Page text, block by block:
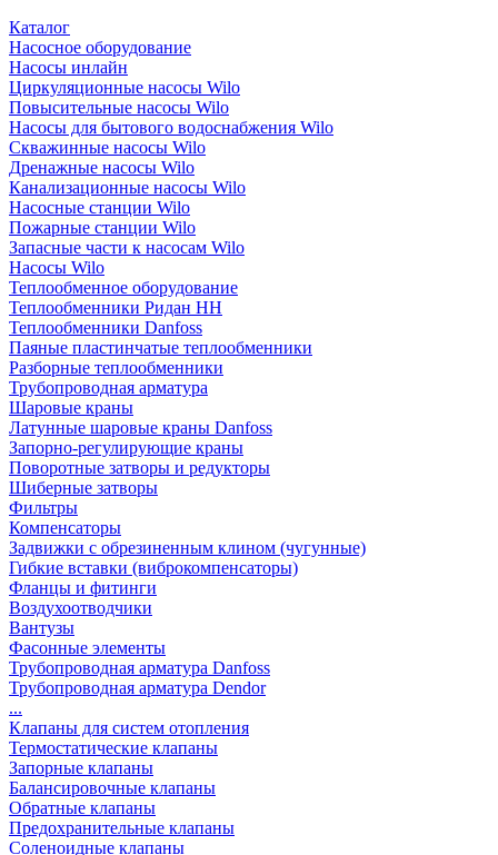
Каталог
Насосное оборудование
Насосы инлайн
Циркуляционные насосы Wilo
Повысительные насосы Wilo
Насосы для бытового водоснабжения Wilo
Скважинные насосы Wilo
Дренажные насосы Wilo
Канализационные насосы Wilo
Насосные станции Wilo
Пожарные станции Wilo
Запасные части к насосам Wilo
Насосы Wilo
Теплообменное оборудование
Теплообменники Ридан НН
Теплообменники Danfoss
Паяные пластинчатые теплообменники
Разборные теплообменники
Трубопроводная арматура
Шаровые краны
Латунные шаровые краны Danfoss
Запорно-регулирующие краны
Поворотные затворы и редукторы
Шиберные затворы
Фильтры
Компенсаторы
Задвижки с обрезиненным клином (чугунные)
Гибкие вставки (виброкомпенсаторы)
Фланцы и фитинги
Воздухоотводчики
Вантузы
Фасонные элементы
Трубопроводная арматура Danfoss
Трубопроводная арматура Dendor
...
Клапаны для систем отопления
Термостатические клапаны
Запорные клапаны
Балансировочные клапаны
Обратные клапаны
Предохранительные клапаны
Соленоидные клапаны